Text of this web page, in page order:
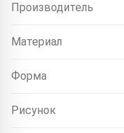
Производитель
Материал
Форма
Рисунок